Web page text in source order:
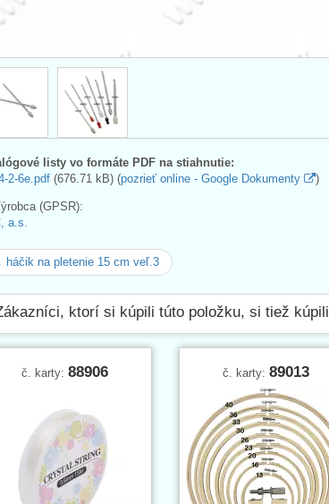
listy vo formáte PDF na stiahnutie:
2-6e.pdf (676.71 kB) (pozrieť online - Google Dokumenty )
(GPSR):
a.s.
háčik na pletenie 15 cm veľ.3
ktorí si kúpili túto položku, si tiež kúpili
č. karty: 88906 č. karty: 89013